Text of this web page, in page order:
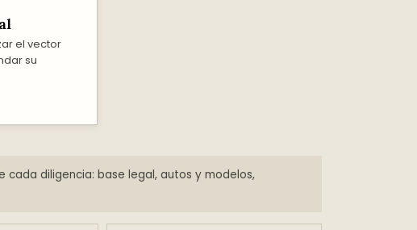
el vector
su
cada diligencia: base legal, autos y modelos,